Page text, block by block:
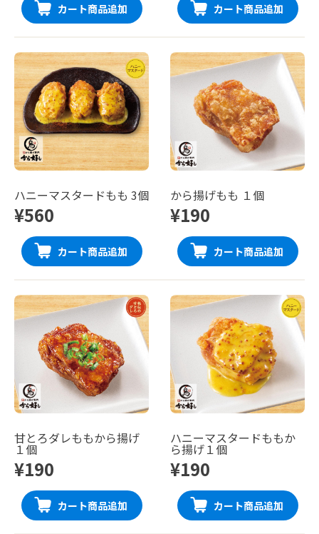
カート商品追加 カート商品追加
ハニーマスタードもも 3個
¥560
カート商品追加
から揚げもも １個
¥190
カート商品追加
甘とろダレももから揚げ
１個
¥190
カート商品追加
ハニーマスタードももか
ら揚げ１個
¥190
カート商品追加